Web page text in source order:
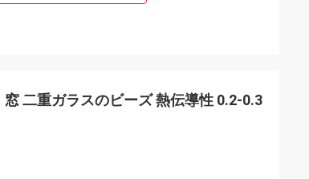
二重ガラスのビーズ 熱伝導性 0.2-0.3